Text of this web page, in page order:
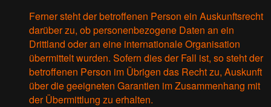
Ferner steht der betroffenen Person ein Auskunftsrecht
darüber zu, ob personenbezogene Daten an ein
Drittland oder an eine internationale Organisation
übermittelt wurden. Sofern dies der Fall ist, so steht der
betroffenen Person im Übrigen das Recht zu, Auskunft
über die geeigneten Garantien im Zusammenhang mit
der Übermittlung zu erhalten.